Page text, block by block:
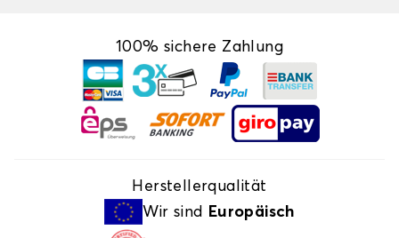
100% sichere Zahlung
Herstellerqualität
Wir sind
Europäisch